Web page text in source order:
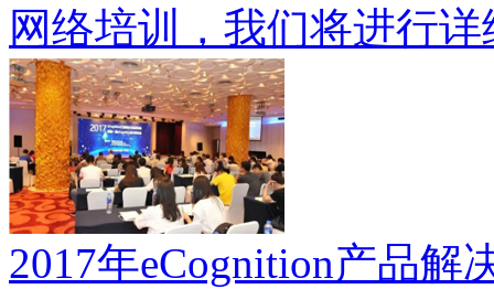
网络培训，我们将进行
2017年eCognition产品解